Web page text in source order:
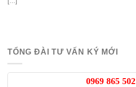
TỔNG ĐÀI TƯ VẤN KÝ MỚI
0969 865 502